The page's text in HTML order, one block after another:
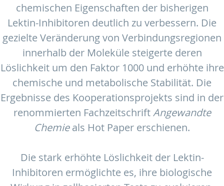
chemischen Eigenschaften der bisherigen
Lektin-Inhibitoren deutlich zu verbessern. Die
gezielte Veränderung von Verbindungsregionen
innerhalb der Moleküle steigerte deren
Löslichkeit um den Faktor 1000 und erhöhte ihre
chemische und metabolische Stabilität. Die
Ergebnisse des Kooperationsprojekts sind in der
renommierten FachzeitschriftAngewandte
Chemieals Hot Paper erschienen.
Die stark erhöhte Löslichkeit der Lektin-
Inhibitoren ermöglichte es, ihre biologische